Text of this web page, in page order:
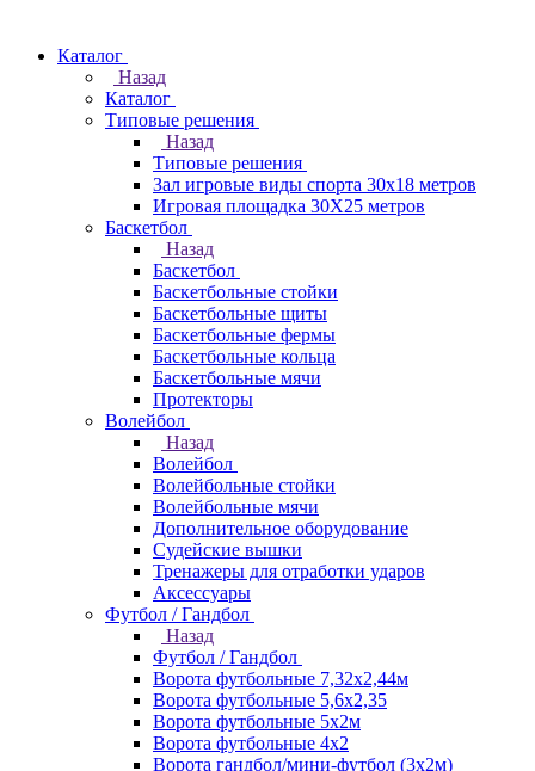
Каталог
Назад
Каталог
Типовые решения
Назад
Типовые решения
Зал игровые виды спорта 30x18 метров
Игровая площадка 30Х25 метров
Баскетбол
Назад
Баскетбол
Баскетбольные стойки
Баскетбольные щиты
Баскетбольные фермы
Баскетбольные кольца
Баскетбольные мячи
Протекторы
Волейбол
Назад
Волейбол
Волейбольные стойки
Волейбольные мячи
Дополнительное оборудование
Судейские вышки
Тренажеры для отработки ударов
Аксессуары
Футбол / Гандбол
Назад
Футбол / Гандбол
Ворота футбольные 7,32х2,44м
Ворота футбольные 5,6х2,35
Ворота футбольные 5х2м
Ворота футбольные 4х2
Ворота гандбол/мини-футбол (3х2м)